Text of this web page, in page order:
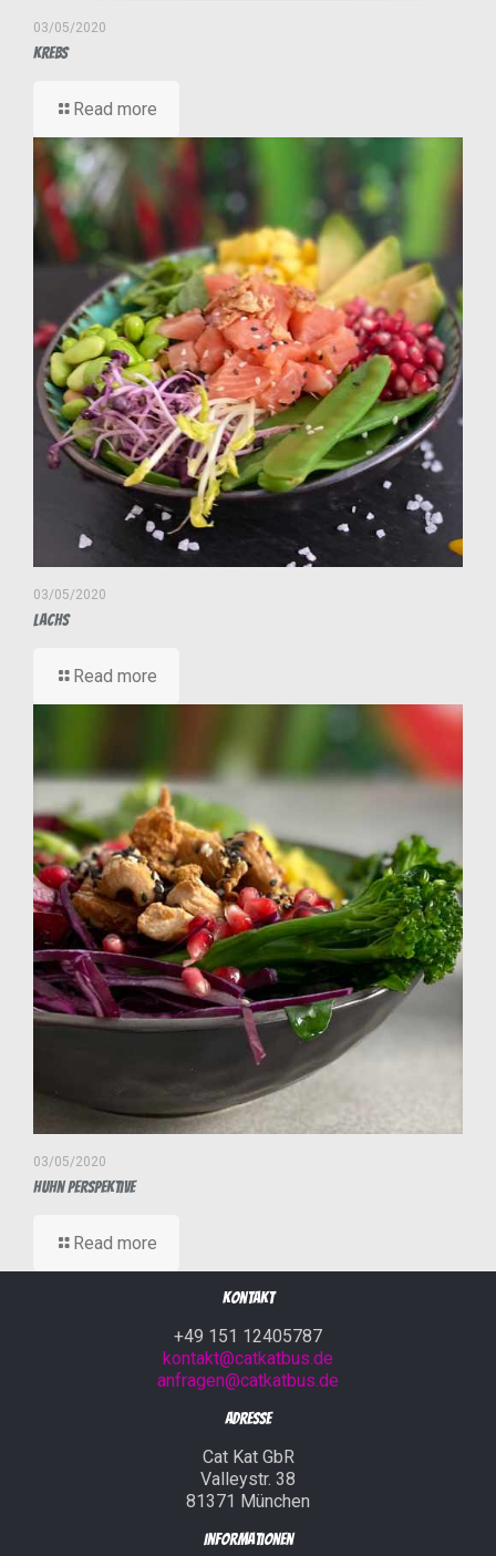
03/05/2020
Krebs
Read more
03/05/2020
Lachs
Read more
03/05/2020
Huhn Perspektive
Read more
Kontakt
+49 151 12405787
kontakt@catkatbus.de
anfragen@catkatbus.de
Adresse
Cat Kat GbR
Valleystr. 38
81371 München
Informationen